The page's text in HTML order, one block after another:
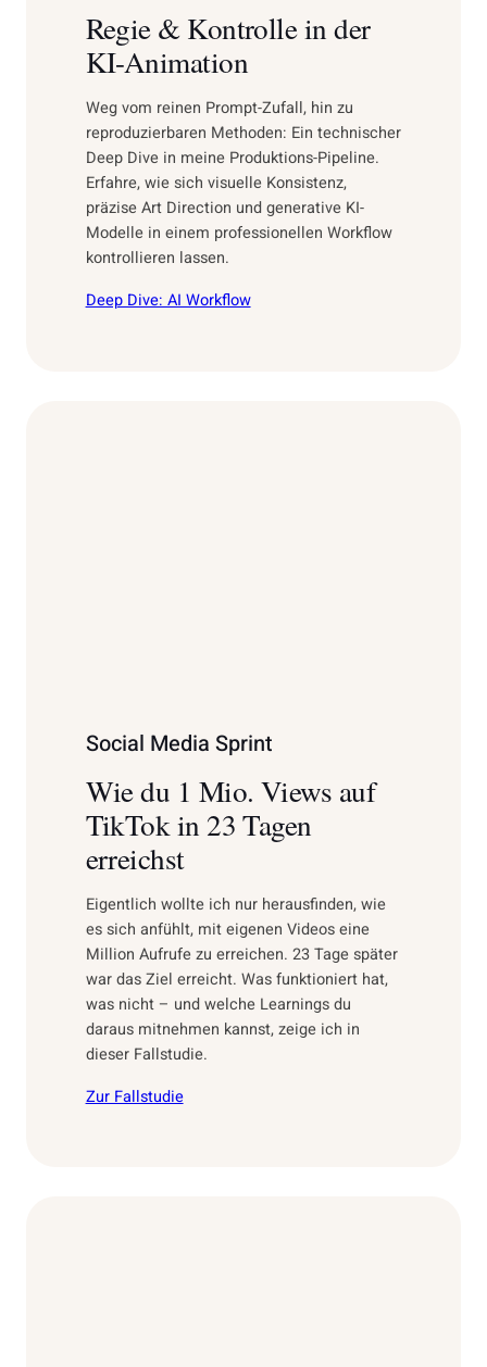
Regie & Kontrolle in der
KI-Animation
Weg vom reinen Prompt-Zufall, hin zu
reproduzierbaren Methoden: Ein technischer
Deep Dive in meine Produktions-Pipeline.
Erfahre, wie sich visuelle Konsistenz,
präzise Art Direction und generative KI-
Modelle in einem professionellen Workflow
kontrollieren lassen.
Deep Dive: AI Workflow
Social Media Sprint
Wie du 1 Mio. Views auf
TikTok in 23 Tagen
erreichst
Eigentlich wollte ich nur herausfinden, wie
es sich anfühlt, mit eigenen Videos eine
Million Aufrufe zu erreichen. 23 Tage später
war das Ziel erreicht. Was funktioniert hat,
was nicht – und welche Learnings du
daraus mitnehmen kannst, zeige ich in
dieser Fallstudie.
Zur Fallstudie